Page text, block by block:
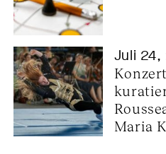
Juli 24,
Maria